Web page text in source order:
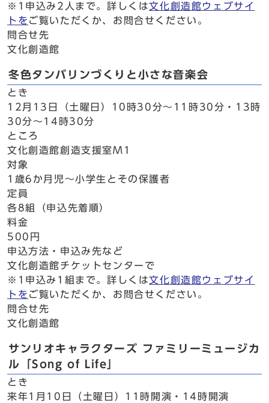
※1申込み2人まで。詳しくは文化創造館ウェブサイ
トを ご覧いただくか、お問合せください。
問合せ先
文化創造館
冬色タンバリンづくりと小さな音楽会
とき
12月13日（土曜日）10時30分～11時30分・13時
30分～14時30分
ところ
文化創造館創造支援室M1
対象
1歳6か月児～小学生とその保護者
定員
各8組（申込先着順）
料金
500円
申込方法・申込み先など
文化創造館チケットセンターで
※1申込み1組まで。詳しくは文化創造館ウェブサイ
トを ご覧いただくか、お問合せください。
問合せ先
文化創造館
サンリオキャラクターズ ファミリーミュージカ
ル「Song of Life」
とき
来年1月10日（土曜日）11時開演・14時開演